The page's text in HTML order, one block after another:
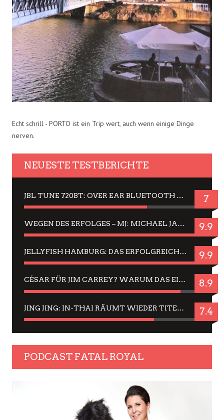
Echt schrill - PORTO ist ein Trip wert, auch wenn einige Dinge
nerven.
NEUESTE TESTBERICHTE
JBL TUNE 720BT: OVER EAR BLUETOOTH KOPFHÖRER UM DIE 50,-€ IM DAUER-TEST 7
WEGEN DES ERFOLGES – MJ: MICHAEL JACKSON MUSICAL IN EINER MATINEE SEHEN 9.9
JELLYFISH HAMBURG: DAS ERFOLGREICHE SOMMER-MENÜ 2025 IN GEFÜHLEN UND BILDERN 9.9
CÉSAR FÜR JIM CARREY? WARUM DAS EINER DER NERVIGSTEN ACTORS IST UND BLEIBT 8.9
JING JING: IN-THAI RÄUMT WIEDER TITEL AB – EIN ZWEI-STUNDEN-ERLEBNISBERICHT 7.4
PODCAST FATAL ROYAL